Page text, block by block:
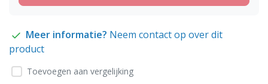
Meer informatie? Neem contact op over dit
product
Toevoegen aan vergelijking